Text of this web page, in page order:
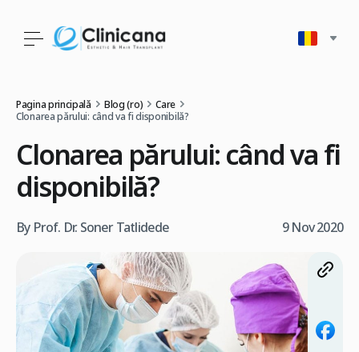
Pagina principală Blog (ro)
Care
Clonarea părului: când va fi disponibilă?
Clonarea părului: când va fi
disponibilă?
By Prof. Dr. Soner Tatlidede 9 Nov 2020